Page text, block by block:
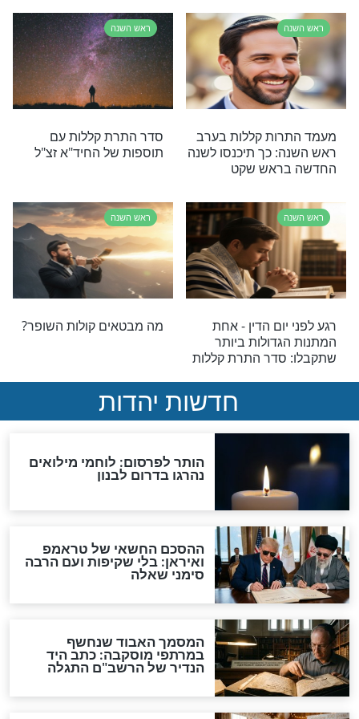
לכל השנה
החדש לחג?
רק טוב
זה מה שבע"ה
ראש השנה
למה חשוב לעשות התרת
קללות דווקא עכשיו? הרב
עמנואל מזרחי מסביר
החדשה, הרב
אישי וחשוב
תפילה לזכות לזכות אבות
השנה
קללות בערב
ראש השנה